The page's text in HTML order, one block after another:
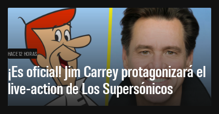
HACE 12 HORAS
¡Es oficial! Jim Carrey protagonizará el
live-action de Los Supersónicos